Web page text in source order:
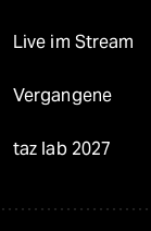
Live im Stream
Vergangene
taz lab 2027